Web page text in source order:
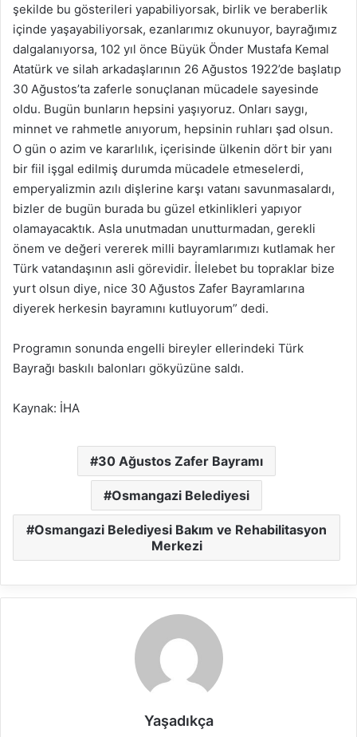
şekilde bu gösterileri yapabiliyorsak, birlik ve beraberlik
içinde yaşayabiliyorsak, ezanlarımız okunuyor, bayrağımız
dalgalanıyorsa, 102 yıl önce Büyük Önder Mustafa Kemal
Atatürk ve silah arkadaşlarının 26 Ağustos 1922’de başlatıp
30 Ağustos’ta zaferle sonuçlanan mücadele sayesinde
oldu. Bugün bunların hepsini yaşıyoruz. Onları saygı,
minnet ve rahmetle anıyorum, hepsinin ruhları şad olsun.
O gün o azim ve kararlılık, içerisinde ülkenin dört bir yanı
bir fiil işgal edilmiş durumda mücadele etmeselerdi,
emperyalizmin azılı dişlerine karşı vatanı savunmasalardı,
bizler de bugün burada bu güzel etkinlikleri yapıyor
olamayacaktık. Asla unutmadan unutturmadan, gerekli
önem ve değeri vererek milli bayramlarımızı kutlamak her
Türk vatandaşının asli görevidir. İlelebet bu topraklar bize
yurt olsun diye, nice 30 Ağustos Zafer Bayramlarına
diyerek herkesin bayramını kutluyorum” dedi.
Programın sonunda engelli bireyler ellerindeki Türk
Bayrağı baskılı balonları gökyüzüne saldı.
Kaynak: İHA
30 Ağustos Zafer Bayramı
Osmangazi Belediyesi
Osmangazi Belediyesi Bakım ve Rehabilitasyon
Merkezi
Yaşadıkça